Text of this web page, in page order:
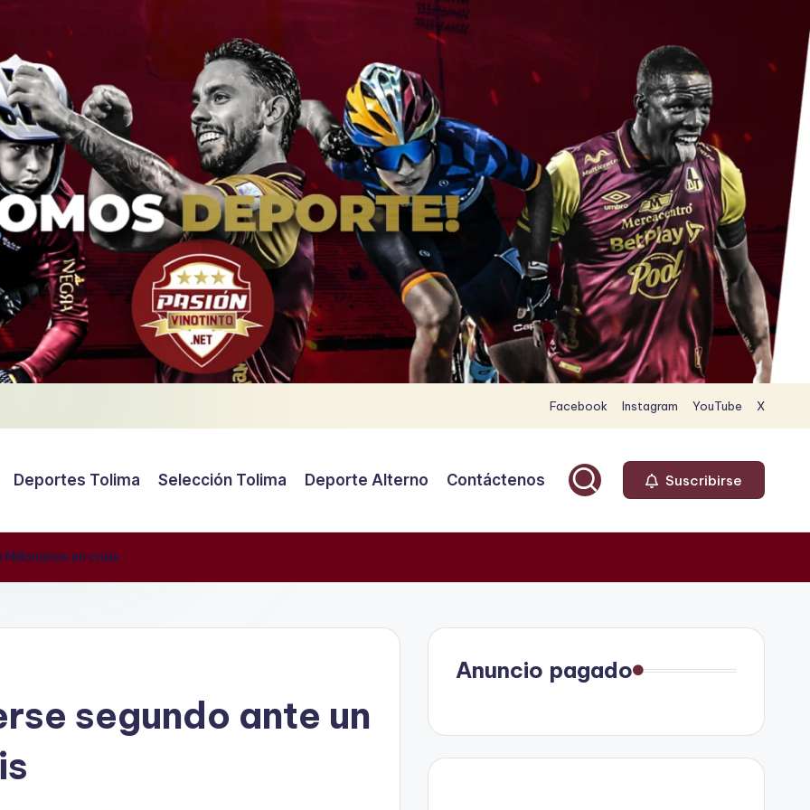
Facebook Instagram YouTube X
Deportes Tolima Selección Tolima Deporte Alterno Contáctenos Suscribirse
en crisis
segundo ante un
Anuncio pagado